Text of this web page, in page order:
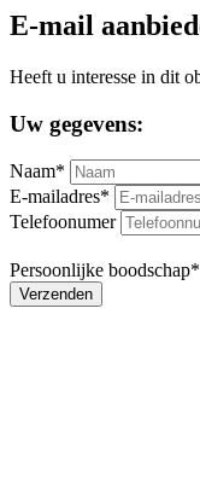
E-mail
Heeft u interesse in dit
Uw gegevens:
Naam*
E-mailadres*
Telefoonumer
Persoonlijke boodschap*
Verzenden